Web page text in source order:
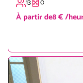
13 0
À partir de8 € /